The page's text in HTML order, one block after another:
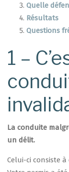
Quelle
Résultats
Questions
1 –
La conduite
un délit.
Celui-ci consiste